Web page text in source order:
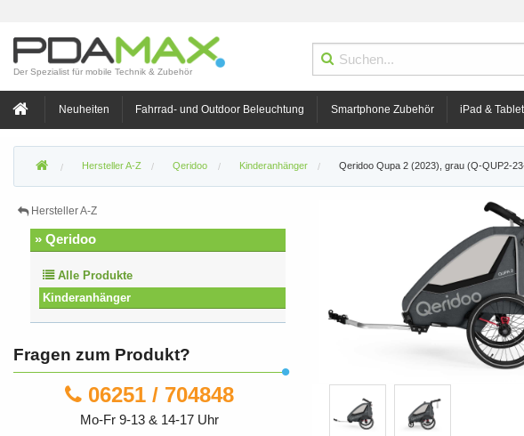
Der Spezialist für mobile Technik & Zubehör
Neuheiten Fahrrad- und Outdoor Beleuchtung Smartphone Zubehör iPad &
Hersteller A-Z Qeridoo Kinderanhänger Qeridoo Qupa 2 (2023), grau (Q-QUP2-
Hersteller A-Z
» Qeridoo
Alle Produkte
Kinderanhänger
Fragen zum Produkt?
06251 / 704848
Mo-Fr 9-13 & 14-17 Uhr